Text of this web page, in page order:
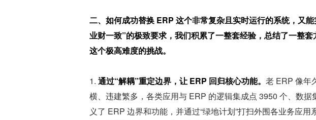
二、如何成功替换 ERP 这个非常复杂且实时运行的系统，又
业财一致”的极致要求，我们积累了一整套经验，总结了一整
这个极高难度的挑战。
1. 通过“解耦”重定边界，让 ERP 回归核心功能。 老 ERP 像年
横、违建繁多，各类应用与 ERP 的逻辑集成点 3950 个、数
义了 ERP 边界和功能，并通过“绿地计划”打扫外围各业务应